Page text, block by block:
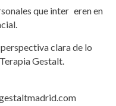
que inter eren en
clara de lo
Gestalt.